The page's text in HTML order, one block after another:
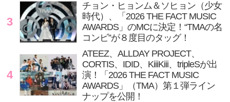
3
チョン・ヒョンム＆ソヒョン（少女
時代）、「2026 THE FACT MUSIC
AWARDS」のMCに決定！“TMAの名
コンビ”が８度目のタッグ！
4
ATEEZ、ALLDAY PROJECT、
CORTIS、IDID、KiiiKiii、tripleSが出
演！「2026 THE FACT MUSIC
AWARDS」（TMA）第１弾ライン
ナップを公開！